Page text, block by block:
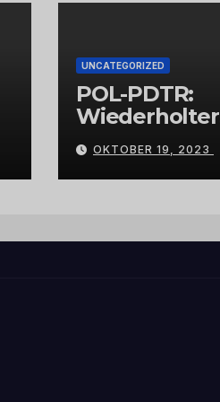
UNCATEGORIZED
POL-PDTR:
Wiederholter
Aufbruch des
Automaten
OKTOBER 19, 2023